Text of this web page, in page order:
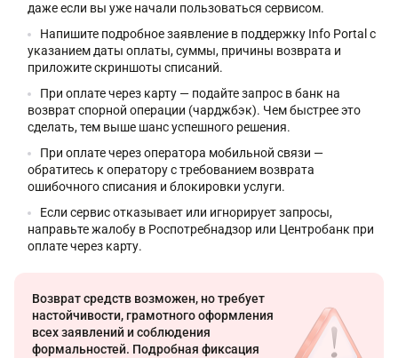
даже если вы уже начали пользоваться сервисом.
Напишите подробное заявление в поддержку Info Portal с
указанием даты оплаты, суммы, причины возврата и
приложите скриншоты списаний.
При оплате через карту — подайте запрос в банк на
возврат спорной операции (чарджбэк). Чем быстрее это
сделать, тем выше шанс успешного решения.
При оплате через оператора мобильной связи —
обратитесь к оператору с требованием возврата
ошибочного списания и блокировки услуги.
Если сервис отказывает или игнорирует запросы,
направьте жалобу в Роспотребнадзор или Центробанк при
оплате через карту.
Возврат средств возможен, но требует
настойчивости, грамотного оформления
всех заявлений и соблюдения
формальностей. Подробная фиксация